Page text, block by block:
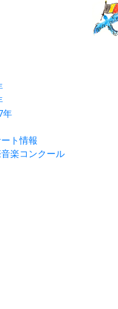
年
ト情報
楽コンクール